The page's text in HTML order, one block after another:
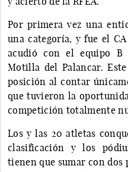
Por primera vez una
una categoría, y fue el
acudió con el equipo
Motilla del Palancar.
posición al contar
que tuvieron la
competición totalmente
Los y las 20 atletas
clasificación y los
tienen que sumar con dos